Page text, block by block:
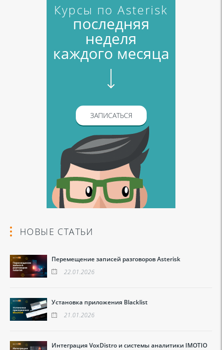
Курсы по Asterisk
последняя
неделя
каждого месяца
ЗАПИСАТЬСЯ
НОВЫЕ СТАТЬИ
Перемещение записей разговоров Asterisk
22.01.2026
Установка приложения Blacklist
21.01.2026
Интеграция VoxDistro и системы аналитики IMOTIO